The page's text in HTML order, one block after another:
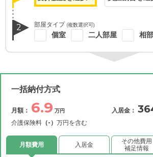
2 部屋タイプ (複数選択可)
個室 二人部屋 相
一括納付方式
月額： 6.9 万円
介護保険料 （-） 万円を含む
入居金：
月額費用 入居金
その他費用
補足情報